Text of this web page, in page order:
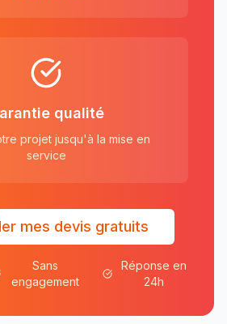
qualité
projet jusqu'à la mise en
service
mes devis gratuits
Sans
engagement
Réponse en
24h